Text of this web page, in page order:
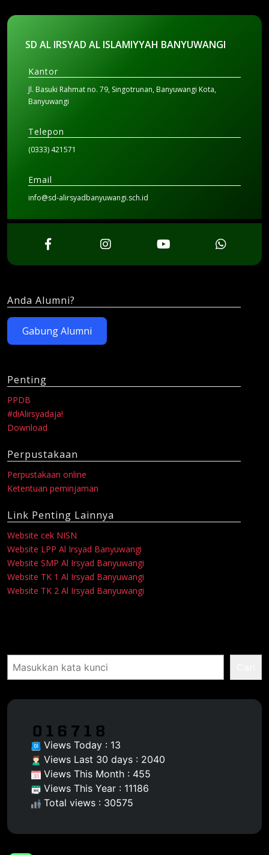
SD AL IRSYAD AL ISLAMIYYAH BANYUWANGI
Kantor
Jl. Basuki Rahmat no. 79, Singotrunan, Banyuwangi Kota,
Banyuwangi
Telepon
(0333) 421571
Email
info@sd-alirsyadbanyuwangi.sch.id
Anda Alumni?
Gabung Alumni
Penting
PPDB
#diAlirsyadaja!
Download
Perpustakaan
Perpustakaan online
Ketentuan peminjaman
Link Penting Lainnya
Website cek NISN
Website LPP Al Irsyad Banyuwangi
Website SMP Al Irsyad Banyuwangi
Website TK 1 Al Irsyad Banyuwangi
Website TK 2 Al Irsyad Banyuwangi
Views Today : 13
Views Last 30 days : 2040
Views This Month : 455
Views This Year : 11186
Total views : 30575